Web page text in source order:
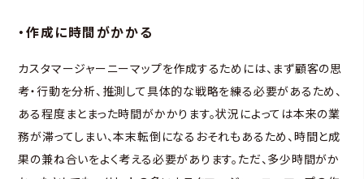
・作成に時間がかかる
カスタマージャーニーマップを作成するためには、まず顧客の思
考・行動を分析、推測して具体的な戦略を練る必要があるため、
ある程度まとまった時間がかかります。状況によっては本来の業
務が滞ってしまい、本末転倒になるおそれもあるため、時間と成
果の兼ね合いをよく考える必要があります。ただ、多少時間がか